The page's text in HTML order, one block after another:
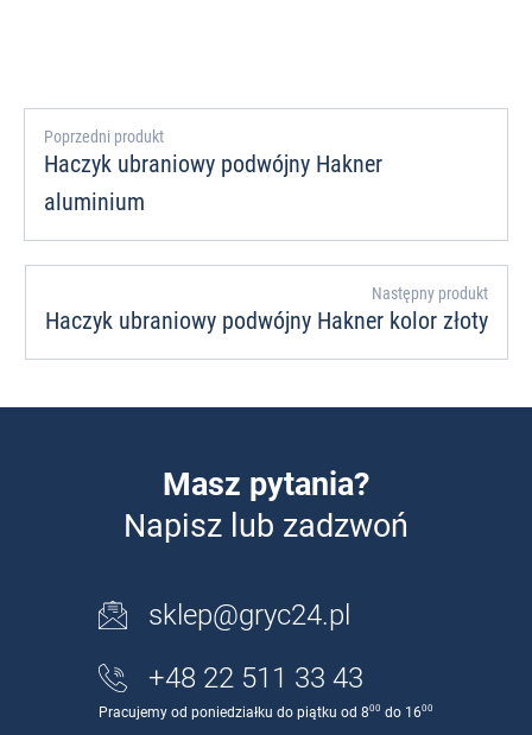
Poprzedni produkt
Haczyk ubraniowy podwójny Hakner
aluminium
Następny produkt
Haczyk ubraniowy podwójny Hakner kolor złoty
Masz pytania?
Napisz lub zadzwoń
sklep@gryc24.pl
+48 22 511 33 43
Pracujemy od poniedziałku do piątku od 800 do 1600